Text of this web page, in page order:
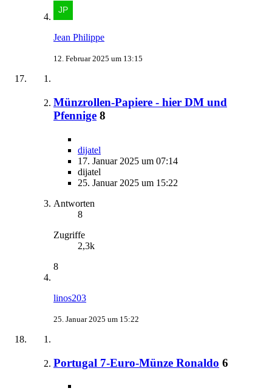
Jean Philippe
12. Februar 2025 um 13:15
Münzrollen-Papiere - hier DM und
Pfennige 8
dijatel
17. Januar 2025 um 07:14
dijatel
25. Januar 2025 um 15:22
Antworten
8
Zugriffe
2,3k
8
linos203
25. Januar 2025 um 15:22
Portugal 7-Euro-Münze Ronaldo 6